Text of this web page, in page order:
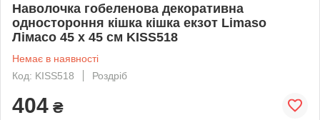
Наволочка гобеленова декоративна
одностороння кішка кішка екзот Limaso
Лімасо 45 х 45 см KISS518
Немає в наявності
Код: KISS518
Роздріб
404 ₴